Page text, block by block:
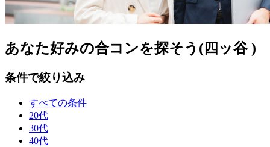
あなた好みの合コンを探そう(四ッ谷 )
条件で絞り込み
すべての条件
20代
30代
40代